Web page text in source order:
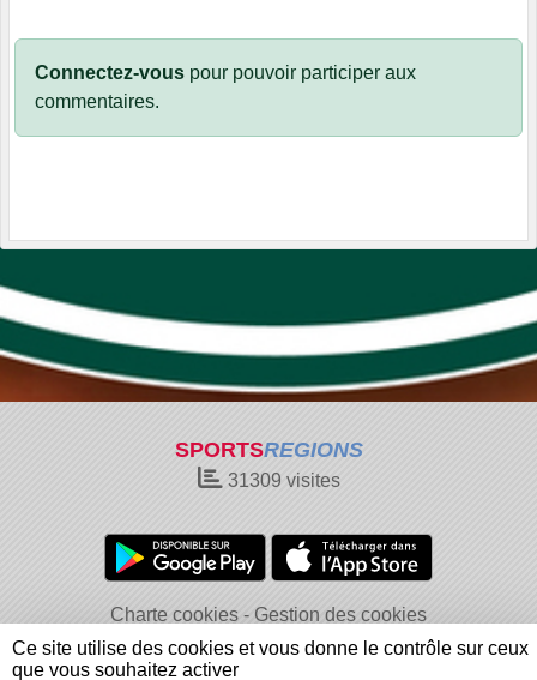
Connectez-vous pour pouvoir participer aux
commentaires.
SPORTSREGIONS
31309 visites
Charte cookies
Gestion des cookies
Informations légales
Signaler un contenu inapproprié
Ce site utilise des cookies et vous donne le contrôle sur ceux
que vous souhaitez activer